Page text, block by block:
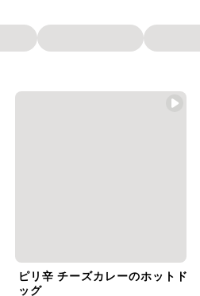
ピリ辛 チーズカレーのホットド
ッグ